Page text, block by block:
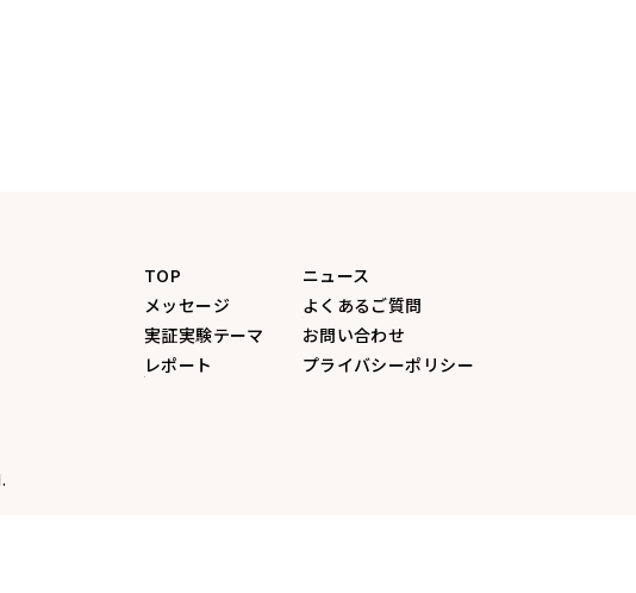
TOP
メッセージ
実証実験テーマ
レポート
ニュース
よくあるご質問
お問い合わせ
プライバシーポリシー